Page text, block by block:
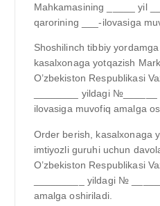
Mahkamasining _____ yil
qarorining ___-ilovasiga
Shoshilinch tibbiy
kasalxonaga yotqazish
O’zbekiston Respublikasi
________ yildagi
ilovasiga muvofiq amalga
Order berish, kasalxonaga
imtiyozli guruhi uchun
O’zbekiston Respublikasi
_________ yildagi №
amalga oshiriladi.